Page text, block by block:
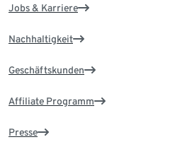
Jobs & Karriere
Nachhaltigkeit
Geschäftskunden
Affiliate Programm
Presse